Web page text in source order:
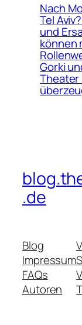
Nach
Tel
und
können
Gorki
Theater
.de
Blog
Impressum
FAQs
Autoren